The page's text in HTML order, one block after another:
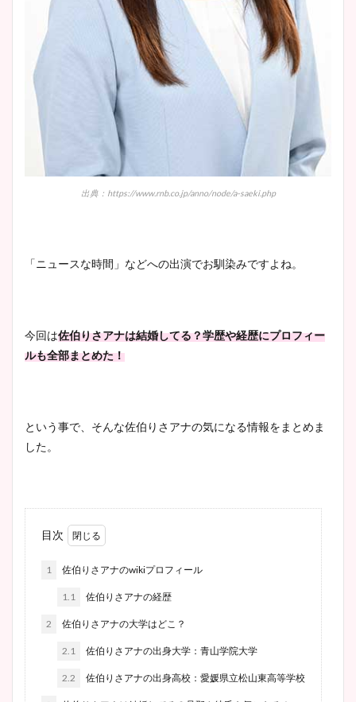
出典：https://www.rnb.co.jp/anno/node/a-saeki.php
「ニュースな時間」などへの出演でお馴染みですよね。
今回は佐伯りさアナは結婚してる？学歴や経歴にプロフィー
ルも全部まとめた！
という事で、そんな佐伯りさアナの気になる情報をまとめま
した。
目次
1 佐伯りさアナのwikiプロフィール
1.1 佐伯りさアナの経歴
2 佐伯りさアナの大学はどこ？
2.1 佐伯りさアナの出身大学：青山学院大学
2.2 佐伯りさアナの出身高校：愛媛県立松山東高等学校